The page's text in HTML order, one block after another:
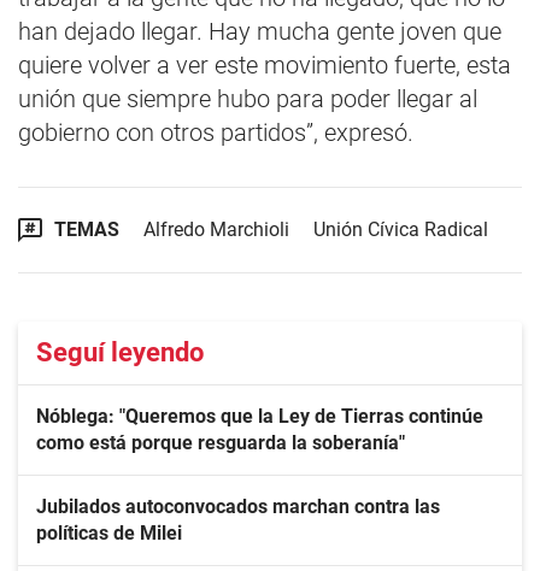
han dejado llegar. Hay mucha gente joven que
quiere volver a ver este movimiento fuerte, esta
unión que siempre hubo para poder llegar al
gobierno con otros partidos”, expresó.
TEMAS Alfredo Marchioli Unión Cívica Radical
Seguí leyendo
Nóblega: "Queremos que la Ley de Tierras continúe
como está porque resguarda la soberanía"
Jubilados autoconvocados marchan contra las
políticas de Milei